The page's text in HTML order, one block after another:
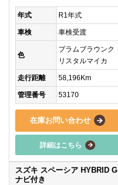
年式 R1年式
車検 車検受渡
色
プラムブラウンク
リスタルマイカ
走行距離 58,196Km
管理番号 53170
在庫お問い合わせ
詳細はこちら
スズキ スペーシア HYBRID G
ナビ付き